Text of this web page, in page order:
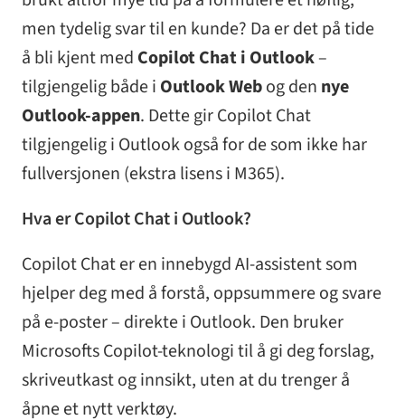
men tydelig svar til en kunde? Da er det på tide
å bli kjent med Copilot Chat i Outlook–
tilgjengelig både i Outlook Webog den nye
Outlook-appen. Dette gir Copilot Chat
tilgjengelig i Outlook også for de som ikke har
fullversjonen (ekstra lisens i M365).
Hva er Copilot Chat i Outlook?
Copilot Chat er en innebygd AI-assistent som
hjelper deg med å forstå, oppsummere og svare
på e-poster – direkte i Outlook. Den bruker
Microsofts Copilot-teknologi til å gi deg forslag,
skriveutkast og innsikt, uten at du trenger å
åpne et nytt verktøy.